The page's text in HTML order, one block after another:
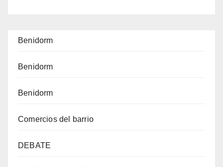
Benidorm
Benidorm
Benidorm
Comercios del barrio
DEBATE